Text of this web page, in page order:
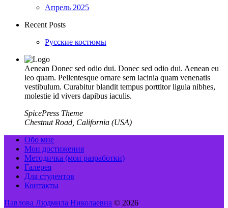
Апрель 2025
Recent Posts
Русские костюмы
Aenean Donec sed odio dui. Donec sed odio dui. Aenean eu
leo quam. Pellentesque ornare sem lacinia quam venenatis
vestibulum. Curabitur blandit tempus porttitor ligula nibhes,
molestie id vivers dapibus iaculis.
SpicePress Theme
Chestnut Road, California (USA)
Обо мне
Мои достижения
Методичка (мои разработки)
Галерея
Для студентов
Контакты
Павлова Людмила Николаевна © 2026